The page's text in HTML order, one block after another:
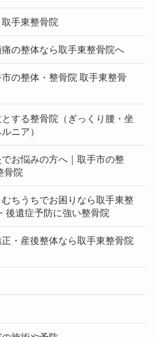
手東整骨院
の整体なら取手東整骨院へ
の整体・整骨院 取手東整骨
する整骨院（ぎっくり腰・坐
ニア）
お悩みの方へ｜取手市の整
骨院
ちうちでお困りなら取手東整
後遺症予防に強い整骨院
・産後整体なら取手東整骨院